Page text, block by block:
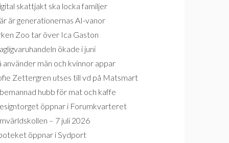
skattjakt ska locka familjer
är generationernas AI-vanor
Zoo tar över Ica Gaston
ökade i juni
använder män och kvinnor appar
Zettergren utses till vd på Matsmart
hubb för mat och kaffe
öppnar i Forumkvarteret
– 7 juli 2026
öppnar i Sydport